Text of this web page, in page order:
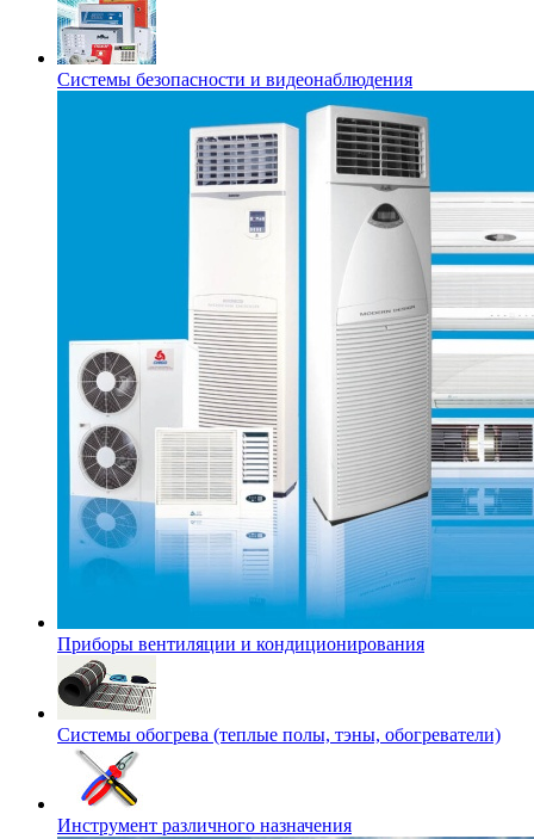
Системы безопасности и видеонаблюдения
Приборы вентиляции и кондиционирования
Системы обогрева (теплые полы, тэны, обогреватели)
Инструмент различного назначения